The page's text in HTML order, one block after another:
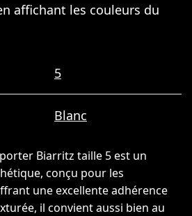
affichant les couleurs du
5
Blanc
Biarritz taille 5 est un
conçu pour les
une excellente adhérence
il convient aussi bien au